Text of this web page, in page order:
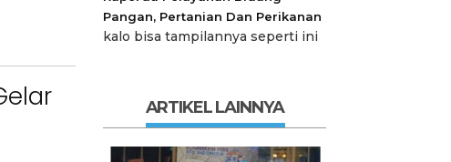
Pangan, Pertanian Dan Perikanan
kalo bisa tampilannya seperti ini
ARTIKEL LAINNYA